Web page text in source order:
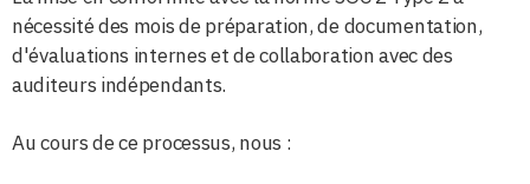
nécessité des mois de préparation, de documentation,
d'évaluations internes et de collaboration avec des
auditeurs indépendants.
Au cours de ce processus, nous :